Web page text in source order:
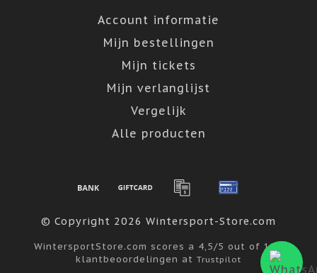
Account informatie
Mijn bestellingen
Mijn tickets
Mijn verlanglijst
Vergelijk
Alle producten
© Copyright 2026 Wintersport-Store.com
WintersportStore.com scores a 4,5/5 out of 122
klantbeoordelingen at Trustpilot